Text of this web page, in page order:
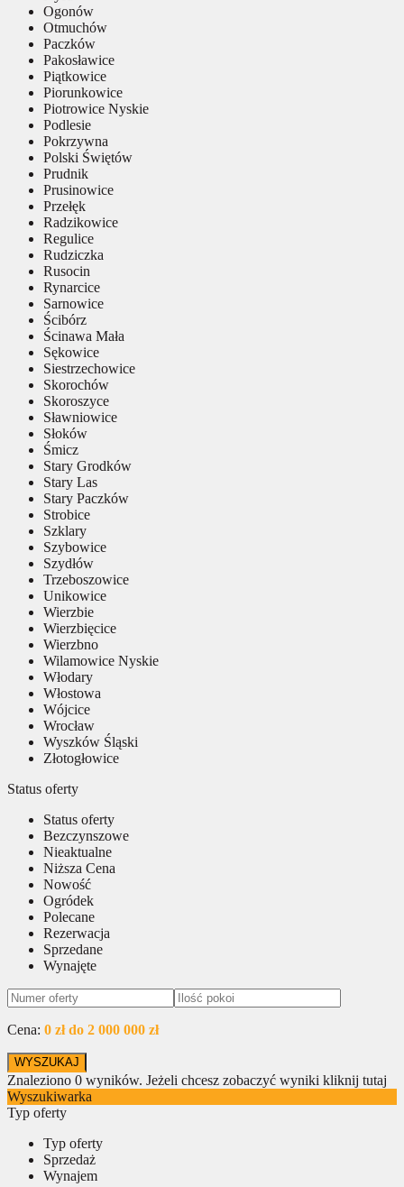
Ogonów
Otmuchów
Paczków
Pakosławice
Piątkowice
Piorunkowice
Piotrowice Nyskie
Podlesie
Pokrzywna
Polski Świętów
Prudnik
Prusinowice
Przełęk
Radzikowice
Regulice
Rudziczka
Rusocin
Rynarcice
Sarnowice
Ścibórz
Ścinawa Mała
Sękowice
Siestrzechowice
Skorochów
Skoroszyce
Sławniowice
Słoków
Śmicz
Stary Grodków
Stary Las
Stary Paczków
Strobice
Szklary
Szybowice
Szydłów
Trzeboszowice
Unikowice
Wierzbie
Wierzbięcice
Wierzbno
Wilamowice Nyskie
Włodary
Włostowa
Wójcice
Wrocław
Wyszków Śląski
Złotogłowice
Status oferty
Status oferty
Bezczynszowe
Nieaktualne
Niższa Cena
Nowość
Ogródek
Polecane
Rezerwacja
Sprzedane
Wynajęte
Cena: 0 zł do 2 000 000 zł
Znaleziono 0 wyników. Jeżeli chcesz zobaczyć wyniki kliknij tutaj
Wyszukiwarka
Typ oferty
Typ oferty
Sprzedaż
Wynajem